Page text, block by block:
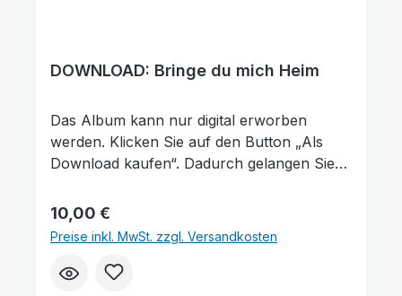
DOWNLOAD: Bringe du mich Heim
Das Album kann nur digital erworben
werden. Klicken Sie auf den Button „Als
Download kaufen“. Dadurch gelangen Sie
Friedensstimme. Dort finden Sie das Album
und können auch einzelne Tracks (Lieder)
nach Belieben kaufen. Wie gefällt Ihnen
unser Produkt? ★★★★★ Geben Sie
Regulärer Preis:
10,00 €
Preise inkl. MwSt. zzgl. Versandkosten